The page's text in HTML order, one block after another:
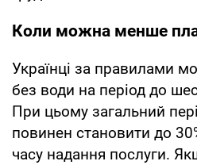
Коли можна менше
Українці за правилами
без води на період до
При цьому загальний
повинен становити до
часу надання послуги.